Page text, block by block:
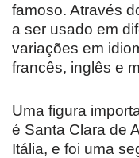
famoso. Através
a ser usado em
variações em
francês, inglês e
Uma figura
é Santa Clara de
Itália, e foi uma